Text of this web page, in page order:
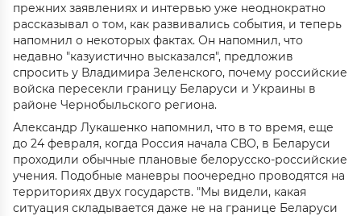
прежних заявлениях и интервью уже неоднократно
рассказывал о том, как развивались события, и теперь
напомнил о некоторых фактах. Он напомнил, что
недавно "казуистично высказался", предложив
спросить у Владимира Зеленского, почему российские
войска пересекли границу Беларуси и Украины в
районе Чернобыльского региона.
Александр Лукашенко напомнил, что в то время, еще
до 24 февраля, когда Россия начала СВО, в Беларуси
проходили обычные плановые белорусско-российские
учения. Подобные маневры поочередно проводятся на
территориях двух государств. "Мы видели, какая
ситуация складывается даже не на границе Беларуси